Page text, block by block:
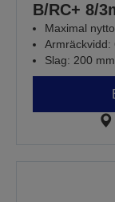
B/RC+ 8/
Maximal
Armräckvidd:
Slag: 200 mm